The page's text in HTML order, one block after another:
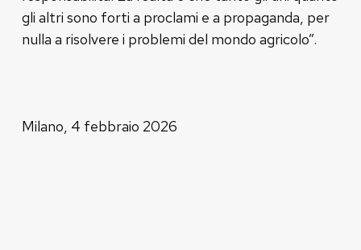
gli altri sono forti a proclami e a propaganda, per
nulla a risolvere i problemi del mondo agricolo”.
Milano, 4 febbraio 2026